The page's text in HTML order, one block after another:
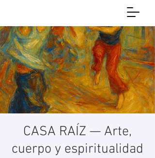
CASA RAÍZ — Arte,
cuerpo y espiritualidad